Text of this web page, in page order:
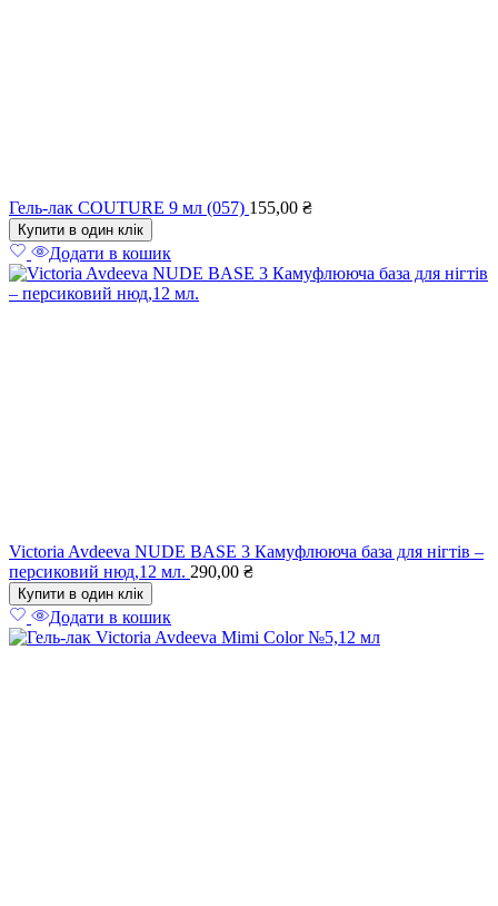
Гель-лак COUTURE 9 мл (057) 155,00 ₴
Купити в один клік
Додати в кошик
Victoria Avdeeva NUDE BASE 3 Камуфлююча база для нігтів –
персиковий нюд,12 мл. 290,00 ₴
Купити в один клік
Додати в кошик